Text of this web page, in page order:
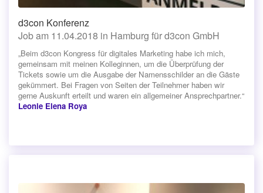
d3con Konferenz
Job am 11.04.2018 in Hamburg für d3con GmbH
„Beim d3con Kongress für digitales Marketing habe ich mich,
gemeinsam mit meinen Kolleginnen, um die Überprüfung der
Tickets sowie um die Ausgabe der Namensschilder an die Gäste
gekümmert. Bei Fragen von Seiten der Teilnehmer haben wir
gerne Auskunft erteilt und waren ein allgemeiner Ansprechpartner.“
Leonie Elena Roya